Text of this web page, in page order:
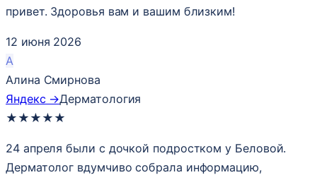
привет. Здоровья вам и вашим близким!
12 июня 2026
А
Алина Смирнова
Яндекс →Дерматология
★ ★ ★ ★ ★
24 апреля были с дочкой подростком у Беловой.
Дерматолог вдумчиво собрала информацию,